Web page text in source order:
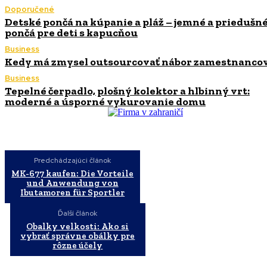
Doporučené
Detské pončá na kúpanie a pláž – jemné a
pončá pre deti s kapucňou
Business
Kedy má zmysel outsourcovať nábor
Business
Tepelné čerpadlo, plošný kolektor a hlbinný vrt:
moderné a úsporné vykurovanie domu
Predchádzajúci článok
MK-677 kaufen: Die Vorteile
und Anwendung von
Ibutamoren für Sportler
Ďalší článok
Obalky velkosti: Ako si
vybrať správne obálky pre
rôzne účely